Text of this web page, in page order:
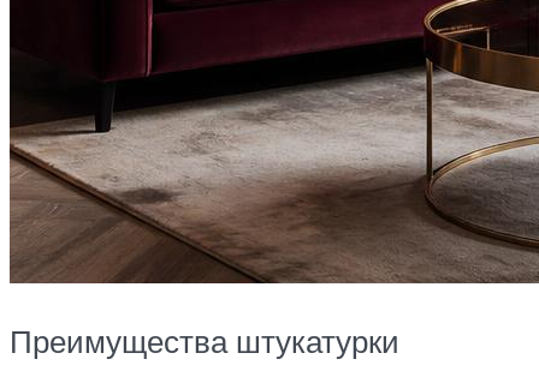
Преимущества штукатурки